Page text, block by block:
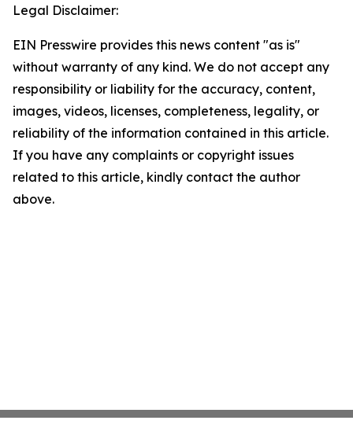
Legal Disclaimer:
EIN Presswire provides this news content "as is"
without warranty of any kind. We do not accept any
responsibility or liability for the accuracy, content,
images, videos, licenses, completeness, legality, or
reliability of the information contained in this article.
If you have any complaints or copyright issues
related to this article, kindly contact the author
above.